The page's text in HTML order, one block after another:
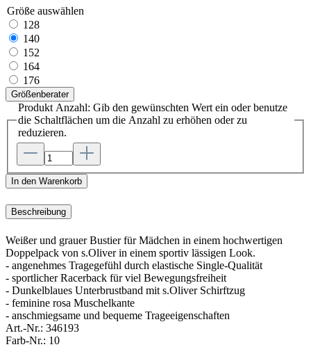
Größe auswählen
128
140
152
164
176
Größenberater
Produkt Anzahl: Gib den gewünschten Wert ein oder benutze
die Schaltflächen um die Anzahl zu erhöhen oder zu
reduzieren.
In den Warenkorb
Beschreibung
Weißer und grauer Bustier für Mädchen in einem hochwertigen
Doppelpack von s.Oliver in einem sportiv lässigen Look.
- angenehmes Tragegefühl durch elastische Single-Qualität
- sportlicher Racerback für viel Bewegungsfreiheit
- Dunkelblaues Unterbrustband mit s.Oliver Schirftzug
- feminine rosa Muschelkante
- anschmiegsame und bequeme Trageeigenschaften
Art.-Nr.: 346193
Farb-Nr.: 10